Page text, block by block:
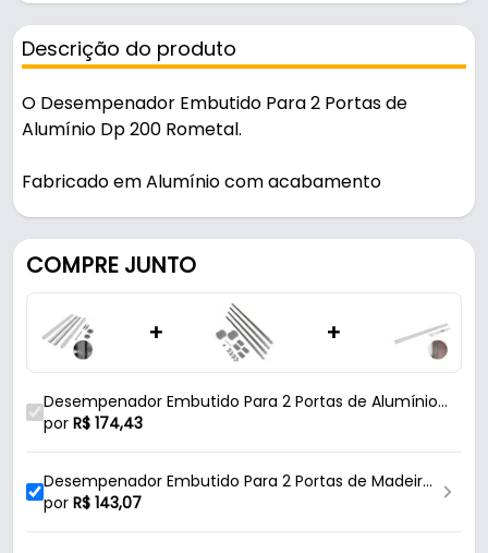
Descrição do produto
O Desempenador Embutido Para 2 Portas de
Alumínio Dp 200 Rometal.
Fabricado em Alumínio com acabamento
no uso diário.
Características:
- Marca: Rometal
- Modelo: DP 200 / 2
- Material do corpo: Alumínio
- Acabamento: Anodizado
- Cor: Prateado
- Porta de espessura a partir de: 15 mm
- Altura máxima da porta: 2500 mm - (2,5 m)
COMPRE JUNTO
+ +
Desempenador Embutido Para 2 Portas de Alumínio
Dp 200 Rometal
por R$ 174,43
Desempenador Embutido Para 2 Portas de Madeira
Dp 100 Rometal
por R$ 143,07